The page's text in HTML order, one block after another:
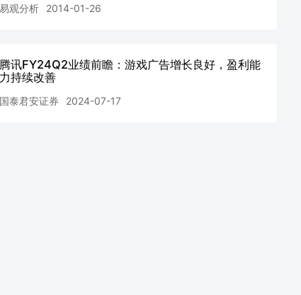
易观分析 2014-01-26
腾讯FY24Q2业绩前瞻：游戏广告增长良好，盈利能
力持续改善
国泰君安证券 2024-07-17